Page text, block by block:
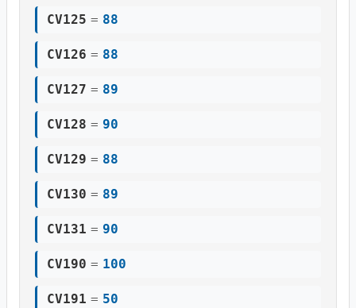
CV125 = 88
CV126 = 88
CV127 = 89
CV128 = 90
CV129 = 88
CV130 = 89
CV131 = 90
CV190 = 100
CV191 = 50